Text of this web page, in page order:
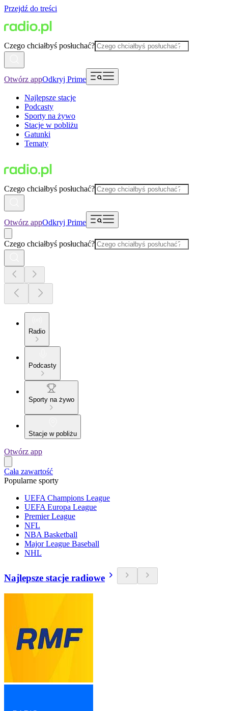
Przejdź do treści
Czego chciałbyś posłuchać?
Otwórz appOdkryj Prime
Najlepsze stacje
Podcasty
Sporty na żywo
Stacje w pobliżu
Gatunki
Tematy
Czego chciałbyś posłuchać?
Otwórz appOdkryj Prime
Czego chciałbyś posłuchać?
Radio
Podcasty
Sporty na żywo
Stacje w pobliżu
Otwórz app
Cała zawartość
Popularne sporty
UEFA Champions League
UEFA Europa League
Premier League
NFL
NBA Basketball
Major League Baseball
NHL
Najlepsze stacje radiowe